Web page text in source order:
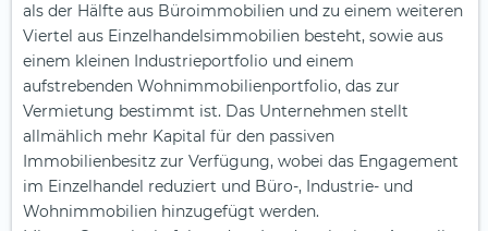
als der Hälfte aus Büroimmobilien und zu einem weiteren
Viertel aus Einzelhandelsimmobilien besteht, sowie aus
einem kleinen Industrieportfolio und einem
aufstrebenden Wohnimmobilienportfolio, das zur
Vermietung bestimmt ist. Das Unternehmen stellt
allmählich mehr Kapital für den passiven
Immobilienbesitz zur Verfügung, wobei das Engagement
im Einzelhandel reduziert und Büro-, Industrie- und
Wohnimmobilien hinzugefügt werden.